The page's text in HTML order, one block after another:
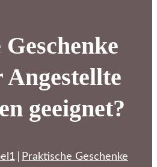
geeignet?
Praktische Geschenke